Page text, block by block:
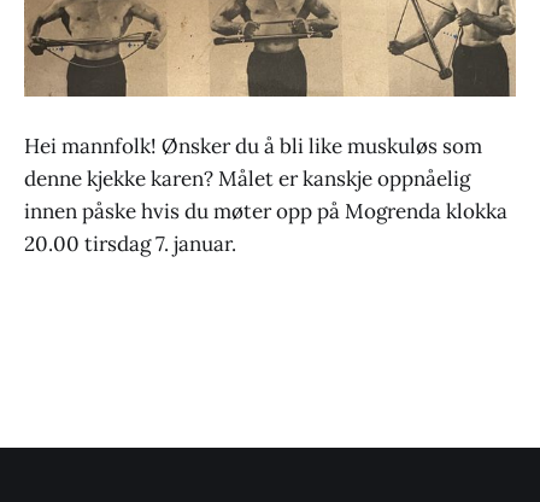
Hei mannfolk! Ønsker du å bli like muskuløs som
denne kjekke karen? Målet er kanskje oppnåelig
innen påske hvis du møter opp på Mogrenda klokka
20.00 tirsdag 7. januar.